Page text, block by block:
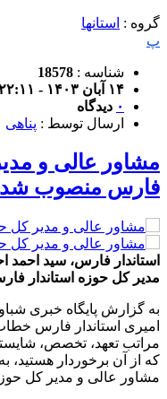
گروه : استانها
پ
شناسه : 18578
۱۴ آبان ۱۴۰۳ - ۲۲:۱۱
۰ دیدگاه
ارسال توسط : پناهی
مشاور عالی و
فارس منصوب شد
استاندار فارس، سید احمد
مدیر کل حوزه استاندار
به گزارش پایگاه خبری
امیری استاندار فارس
مراتب تعهد، تخصص،
که از آن برخوردار هستید،
مشاور عالی و مدیر کل